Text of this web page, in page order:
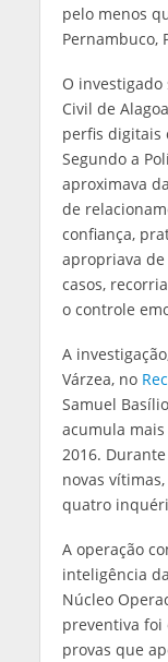
pelo menos
Pernambuco,
O investigado
Civil de
perfis digitais
Segundo a
aproximava
de
confiança,
apropriava de
casos,
o controle
A
Várzea, no
Samuel
acumula
2016.
novas
quatro
A operação
inteligência
Núcleo
preventiva foi
provas que